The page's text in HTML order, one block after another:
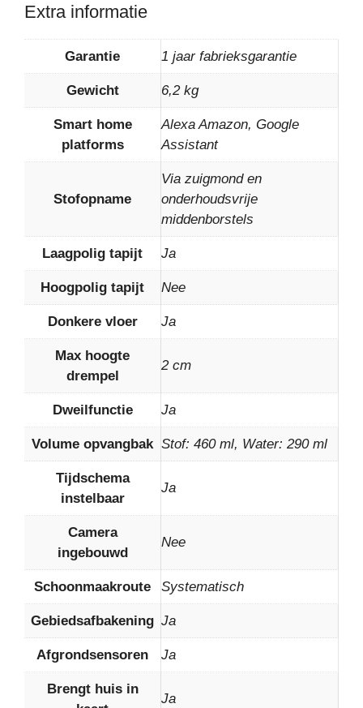
Extra informatie
Garantie 1 jaar fabrieksgarantie
Gewicht 6,2 kg
Smart home
platforms
Alexa Amazon, Google
Assistant
Stofopname
Via zuigmond en
onderhoudsvrije
middenborstels
Laagpolig tapijt Ja
Hoogpolig tapijt Nee
Donkere vloer Ja
Max hoogte
drempel
2 cm
Dweilfunctie Ja
Volume opvangbak Stof: 460 ml, Water: 290 ml
Tijdschema
instelbaar
Ja
Camera
ingebouwd
Nee
Schoonmaakroute Systematisch
Gebiedsafbakening Ja
Afgrondsensoren Ja
Brengt huis in
Ja